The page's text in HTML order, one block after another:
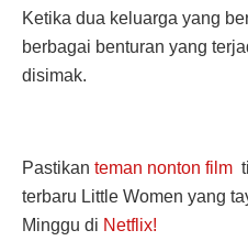
Ketika dua keluarga yang
berbagai benturan yang
disimak.
Pastikan teman nonton film
terbaru Little Women yang
Minggu di Netflix!